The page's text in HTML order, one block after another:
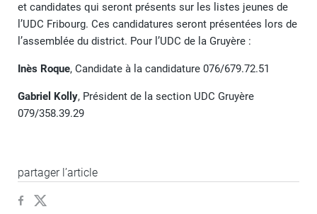
et candidates qui seront présents sur les listes jeunes de
l’UDC Fribourg. Ces candidatures seront présentées lors de
l’assemblée du district. Pour l’UDC de la Gruyère :
Inès Roque, Candidate à la candidature 076/679.72.51
Gabriel Kolly, Président de la section UDC Gruyère
079/358.39.29
partager l’article